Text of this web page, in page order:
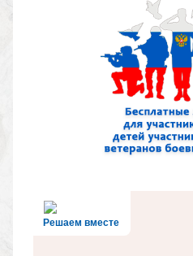
Решаем вместе